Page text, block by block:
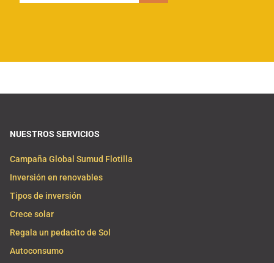
NUESTROS SERVICIOS
Campaña Global Sumud Flotilla
Inversión en renovables
Tipos de inversión
Crece solar
Regala un pedacito de Sol
Autoconsumo